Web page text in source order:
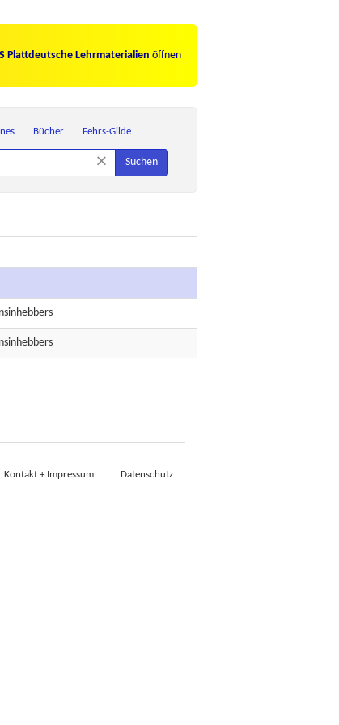
Plattdeutsche Lehrmaterialien öffnen
Bücher Fehrs-Gilde
× Suchen
Kontakt + Impressum
Datenschutz